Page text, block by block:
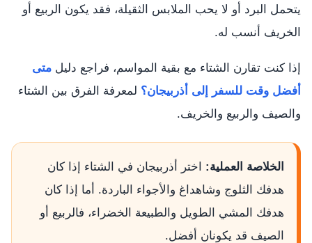
يتحمل البرد أو لا يحب الملابس الثقيلة، فقد يكون الربيع أو
الخريف أنسب له.
إذا كنت تقارن الشتاء مع بقية المواسم، فراجع دليل متى
أفضل وقت للسفر إلى أذربيجان؟ لمعرفة الفرق بين الشتاء
والصيف والربيع والخريف.
الخلاصة العملية: اختر أذربيجان في الشتاء إذا كان
هدفك الثلوج وشاهداغ والأجواء الباردة. أما إذا كان
هدفك المشي الطويل والطبيعة الخضراء، فالربيع أو
الصيف قد يكونان أفضل.